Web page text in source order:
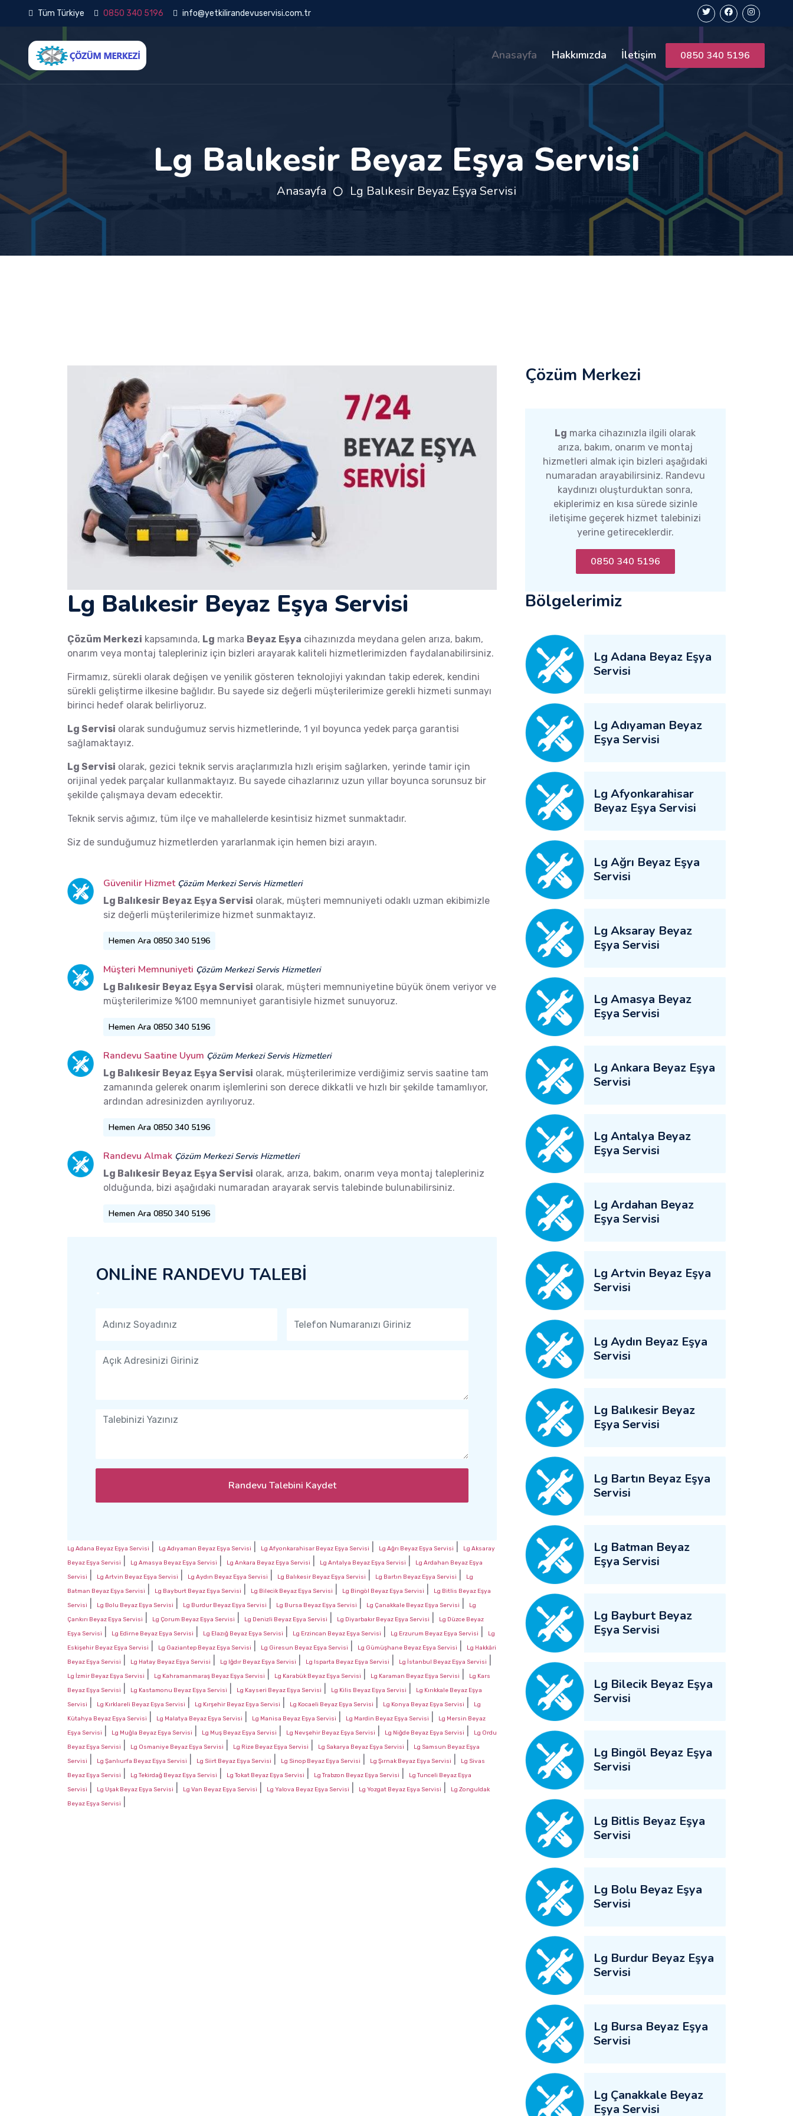
Tüm Türkiye 0850 340 5196 info@yetkilirandevuservisi.com.tr
Anasayfa Hakkımızda İletişim 0850 340 5196
Lg Balıkesir Beyaz Eşya Servisi
Anasayfa Lg Balıkesir Beyaz Eşya Servisi
Lg Balıkesir Beyaz Eşya Servisi
Çözüm Merkezi kapsamında, Lg marka Beyaz Eşya cihazınızda meydana gelen arıza, bakım,
onarım veya montaj talepleriniz için bizleri arayarak kaliteli hizmetlerimizden faydalanabilirsiniz.
Firmamız, sürekli olarak değişen ve yenilik gösteren teknolojiyi yakından takip ederek, kendini
sürekli geliştirme ilkesine bağlıdır. Bu sayede siz değerli müşterilerimize gerekli hizmeti sunmayı
birinci hedef olarak belirliyoruz.
Lg Servisi olarak sunduğumuz servis hizmetlerinde, 1 yıl boyunca yedek parça garantisi
sağlamaktayız.
Lg Servisi olarak, gezici teknik servis araçlarımızla hızlı erişim sağlarken, yerinde tamir için
orijinal yedek parçalar kullanmaktayız. Bu sayede cihazlarınız uzun yıllar boyunca sorunsuz bir
şekilde çalışmaya devam edecektir.
Teknik servis ağımız, tüm ilçe ve mahallelerde kesintisiz hizmet sunmaktadır.
Siz de sunduğumuz hizmetlerden yararlanmak için hemen bizi arayın.
Güvenilir Hizmet Çözüm Merkezi Servis Hizmetleri
Lg Balıkesir Beyaz Eşya Servisi olarak, müşteri memnuniyeti odaklı uzman ekibimizle
siz değerli müşterilerimize hizmet sunmaktayız.
Hemen Ara 0850 340 5196
Müşteri Memnuniyeti Çözüm Merkezi Servis Hizmetleri
Lg Balıkesir Beyaz Eşya Servisi olarak, müşteri memnuniyetine büyük önem veriyor ve
müşterilerimize %100 memnuniyet garantisiyle hizmet sunuyoruz.
Hemen Ara 0850 340 5196
Randevu Saatine Uyum Çözüm Merkezi Servis Hizmetleri
Lg Balıkesir Beyaz Eşya Servisi olarak, müşterilerimize verdiğimiz servis saatine tam
zamanında gelerek onarım işlemlerini son derece dikkatli ve hızlı bir şekilde tamamlıyor,
ardından adresinizden ayrılıyoruz.
Hemen Ara 0850 340 5196
Randevu Almak Çözüm Merkezi Servis Hizmetleri
Lg Balıkesir Beyaz Eşya Servisi olarak, arıza, bakım, onarım veya montaj talepleriniz
olduğunda, bizi aşağıdaki numaradan arayarak servis talebinde bulunabilirsiniz.
Hemen Ara 0850 340 5196
ONLİNE RANDEVU TALEBİ
Randevu Talebini Kaydet
Lg Adana Beyaz Eşya Servisi Lg Adıyaman Beyaz Eşya Servisi Lg Afyonkarahisar Beyaz Eşya Servisi Lg Ağrı Beyaz Eşya Servisi
Lg Aksaray
Beyaz Eşya Servisi
Lg Amasya Beyaz Eşya Servisi Lg Ankara Beyaz Eşya Servisi Lg Antalya Beyaz Eşya Servisi
Lg Ardahan Beyaz Eşya
Servisi
Lg Artvin Beyaz Eşya Servisi Lg Aydın Beyaz Eşya Servisi Lg Balıkesir Beyaz Eşya Servisi Lg Bartın Beyaz Eşya Servisi
Lg
Batman Beyaz Eşya Servisi
Lg Bayburt Beyaz Eşya Servisi Lg Bilecik Beyaz Eşya Servisi Lg Bingöl Beyaz Eşya Servisi
Lg Bitlis Beyaz Eşya
Servisi
Lg Bolu Beyaz Eşya Servisi Lg Burdur Beyaz Eşya Servisi Lg Bursa Beyaz Eşya Servisi Lg Çanakkale Beyaz Eşya Servisi
Lg
Çankırı Beyaz Eşya Servisi
Lg Çorum Beyaz Eşya Servisi Lg Denizli Beyaz Eşya Servisi Lg Diyarbakır Beyaz Eşya Servisi
Lg Düzce Beyaz
Eşya Servisi
Lg Edirne Beyaz Eşya Servisi Lg Elazığ Beyaz Eşya Servisi Lg Erzincan Beyaz Eşya Servisi Lg Erzurum Beyaz Eşya Servisi
Lg
Eskişehir Beyaz Eşya Servisi
Lg Gaziantep Beyaz Eşya Servisi Lg Giresun Beyaz Eşya Servisi Lg Gümüşhane Beyaz Eşya Servisi
Lg Hakkâri
Beyaz Eşya Servisi
Lg Hatay Beyaz Eşya Servisi Lg Iğdır Beyaz Eşya Servisi Lg Isparta Beyaz Eşya Servisi Lg İstanbul Beyaz Eşya Servisi
Lg İzmir Beyaz Eşya Servisi Lg Kahramanmaraş Beyaz Eşya Servisi Lg Karabük Beyaz Eşya Servisi Lg Karaman Beyaz Eşya Servisi
Lg Kars
Beyaz Eşya Servisi
Lg Kastamonu Beyaz Eşya Servisi Lg Kayseri Beyaz Eşya Servisi Lg Kilis Beyaz Eşya Servisi
Lg Kırıkkale Beyaz Eşya
Servisi
Lg Kırklareli Beyaz Eşya Servisi Lg Kırşehir Beyaz Eşya Servisi Lg Kocaeli Beyaz Eşya Servisi Lg Konya Beyaz Eşya Servisi
Lg
Kütahya Beyaz Eşya Servisi
Lg Malatya Beyaz Eşya Servisi Lg Manisa Beyaz Eşya Servisi Lg Mardin Beyaz Eşya Servisi
Lg Mersin Beyaz
Eşya Servisi
Lg Muğla Beyaz Eşya Servisi Lg Muş Beyaz Eşya Servisi Lg Nevşehir Beyaz Eşya Servisi Lg Niğde Beyaz Eşya Servisi
Lg Ordu
Beyaz Eşya Servisi
Lg Osmaniye Beyaz Eşya Servisi Lg Rize Beyaz Eşya Servisi Lg Sakarya Beyaz Eşya Servisi
Lg Samsun Beyaz Eşya
Servisi
Lg Şanlıurfa Beyaz Eşya Servisi Lg Siirt Beyaz Eşya Servisi Lg Sinop Beyaz Eşya Servisi Lg Şırnak Beyaz Eşya Servisi
Lg Sivas
Beyaz Eşya Servisi
Lg Tekirdağ Beyaz Eşya Servisi Lg Tokat Beyaz Eşya Servisi Lg Trabzon Beyaz Eşya Servisi
Lg Tunceli Beyaz Eşya
Servisi
Lg Uşak Beyaz Eşya Servisi Lg Van Beyaz Eşya Servisi Lg Yalova Beyaz Eşya Servisi Lg Yozgat Beyaz Eşya Servisi
Lg Zonguldak
Beyaz Eşya Servisi
Çözüm Merkezi
Lg marka cihazınızla ilgili olarak
arıza, bakım, onarım ve montaj
hizmetleri almak için bizleri aşağıdaki
numaradan arayabilirsiniz. Randevu
kaydınızı oluşturduktan sonra,
ekiplerimiz en kısa sürede sizinle
iletişime geçerek hizmet talebinizi
yerine getireceklerdir.
0850 340 5196
Bölgelerimiz
Lg Adana Beyaz Eşya
Servisi
Lg Adıyaman Beyaz
Eşya Servisi
Lg Afyonkarahisar
Beyaz Eşya Servisi
Lg Ağrı Beyaz Eşya
Servisi
Lg Aksaray Beyaz
Eşya Servisi
Lg Amasya Beyaz
Eşya Servisi
Lg Ankara Beyaz Eşya
Servisi
Lg Antalya Beyaz
Eşya Servisi
Lg Ardahan Beyaz
Eşya Servisi
Lg Artvin Beyaz Eşya
Servisi
Lg Aydın Beyaz Eşya
Servisi
Lg Balıkesir Beyaz
Eşya Servisi
Lg Bartın Beyaz Eşya
Servisi
Lg Batman Beyaz
Eşya Servisi
Lg Bayburt Beyaz
Eşya Servisi
Lg Bilecik Beyaz Eşya
Servisi
Lg Bingöl Beyaz Eşya
Servisi
Lg Bitlis Beyaz Eşya
Servisi
Lg Bolu Beyaz Eşya
Servisi
Lg Burdur Beyaz Eşya
Servisi
Lg Bursa Beyaz Eşya
Servisi
Lg Çanakkale Beyaz
Eşya Servisi